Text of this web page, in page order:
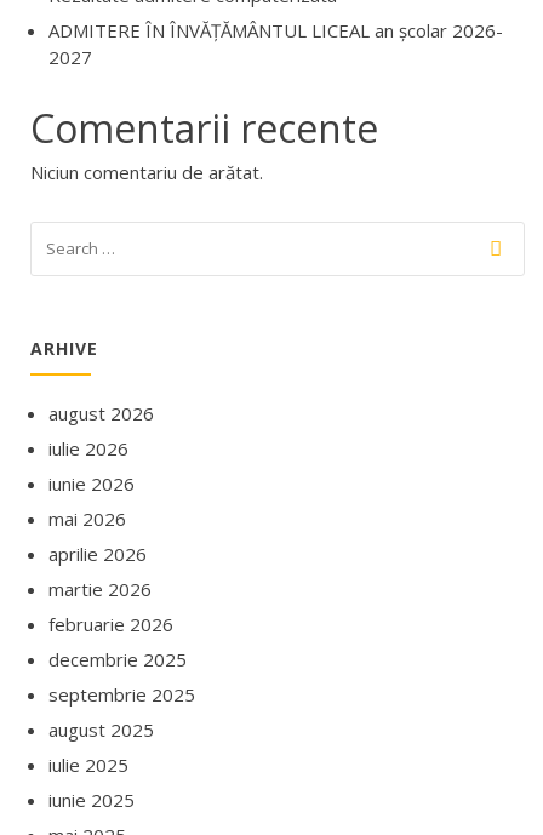
ADMITERE ÎN ÎNVĂŢĂMÂNTUL LICEAL an şcolar 2026-
2027
Comentarii recente
Niciun comentariu de arătat.
ARHIVE
august 2026
iulie 2026
iunie 2026
mai 2026
aprilie 2026
martie 2026
februarie 2026
decembrie 2025
septembrie 2025
august 2025
iulie 2025
iunie 2025